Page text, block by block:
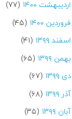
اردیبهشت ۱۴۰۰
(۷۷)
فروردین ۱۴۰۰
(۴۵)
اسفند ۱۳۹۹
(۴۱)
بهمن ۱۳۹۹
(۶۵)
دی ۱۳۹۹
(۶۷)
آذر ۱۳۹۹
(۶۸)
آبان ۱۳۹۹
(۳۵)